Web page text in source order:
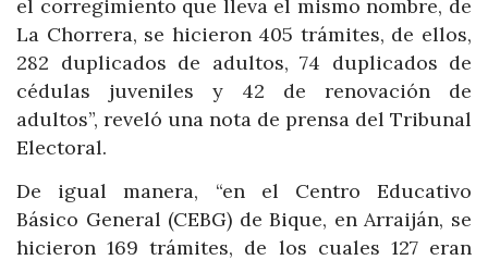
el corregimiento que lleva el mismo nombre, de
La Chorrera, se hicieron 405 trámites, de ellos,
282 duplicados de adultos, 74 duplicados de
cédulas juveniles y 42 de renovación de
adultos”, reveló una nota de prensa del Tribunal
Electoral.
De igual manera, “en el Centro Educativo
Básico General (CEBG) de Bique, en Arraiján, se
hicieron 169 trámites, de los cuales 127 eran